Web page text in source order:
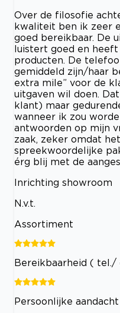
Over de filosofie
kwaliteit ben ik zeer
goed bereikbaar. De
luistert goed en heeft
producten. De
gemiddeld zijn/haar
extra mile” voor de
uitgaven wil doen.
klant) maar
wanneer ik zou
antwoorden op mijn
zaak, zeker omdat
spreekwoordelijke
érg blij met de
Inrichting showroom
N.v.t.
Assortiment
Bereikbaarheid ( tel./
Persoonlijke aandacht